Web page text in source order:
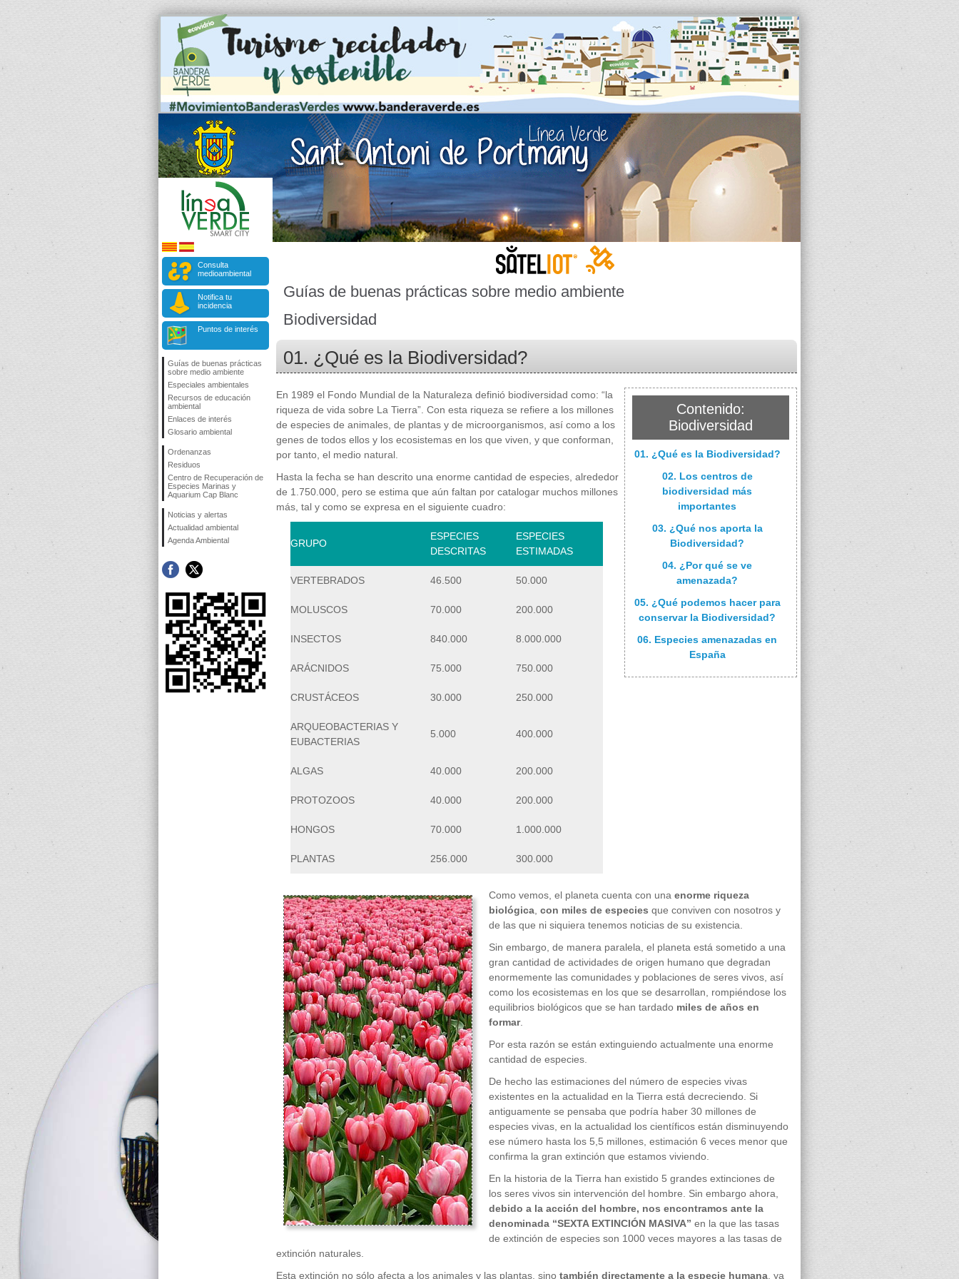
Consulta
medioambiental
Notifica tu
incidencia
Puntos de interés
Guías de buenas prácticas
sobre medio ambiente
Especiales ambientales
Recursos de educación
ambiental
Enlaces de interés
Glosario ambiental
Ordenanzas
Residuos
Centro de Recuperación de
Especies Marinas y
Aquarium Cap Blanc
Noticias y alertas
Actualidad ambiental
Agenda Ambiental
Guías de buenas prácticas sobre medio ambiente
Biodiversidad
01. ¿Qué es la Biodiversidad?
Contenido:
Biodiversidad
01. ¿Qué es la Biodiversidad?
02. Los centros de
biodiversidad más
importantes
03. ¿Qué nos aporta la
Biodiversidad?
04. ¿Por qué se ve
amenazada?
05. ¿Qué podemos hacer para
conservar la Biodiversidad?
06. Especies amenazadas en
España
En 1989 el Fondo Mundial de la Naturaleza definió biodiversidad como: “la
riqueza de vida sobre La Tierra”. Con esta riqueza se refiere a los millones
de especies de animales, de plantas y de microorganismos, así como a los
genes de todos ellos y los ecosistemas en los que viven, y que conforman,
por tanto, el medio natural.
Hasta la fecha se han descrito una enorme cantidad de especies, alrededor
de 1.750.000, pero se estima que aún faltan por catalogar muchos millones
más, tal y como se expresa en el siguiente cuadro:
GRUPO
ESPECIES
DESCRITAS
ESPECIES
ESTIMADAS
VERTEBRADOS 46.500 50.000
MOLUSCOS 70.000 200.000
INSECTOS 840.000 8.000.000
ARÁCNIDOS 75.000 750.000
CRUSTÁCEOS 30.000 250.000
ARQUEOBACTERIAS Y
EUBACTERIAS
5.000 400.000
ALGAS 40.000 200.000
PROTOZOOS 40.000 200.000
HONGOS 70.000 1.000.000
PLANTAS 256.000 300.000
Como vemos, el planeta cuenta con una enorme riqueza
biológica con miles de especies que conviven con nosotros y
de las que ni siquiera tenemos noticias de su existencia.
Sin embargo, de manera paralela, el planeta está sometido a una
gran cantidad de actividades de origen humano que degradan
enormemente las comunidades y poblaciones de seres vivos, así
como los ecosistemas en los que se desarrollan, rompiéndose los
equilibrios biológicos que se han tardado miles de años en
formar.
Por esta razón se están extinguiendo actualmente una enorme
cantidad de especies.
De hecho las estimaciones del número de especies vivas
existentes en la actualidad en la Tierra está decreciendo. Si
antiguamente se pensaba que podría haber 30 millones de
especies vivas, en la actualidad los científicos están disminuyendo
ese número hasta los 5,5 millones, estimación 6 veces menor que
confirma la gran extinción que estamos viviendo.
En la historia de la Tierra han existido 5 grandes extinciones de
los seres vivos sin intervención del hombre. Sin embargo ahora,
debido a la acción del hombre, nos encontramos ante la
denominada “SEXTA EXTINCIÓN MASIVA” en la que las tasas
de extinción de especies son 1000 veces mayores a las tasas de
extinción naturales.
Esta extinción no sólo afecta a los animales y las plantas, sino también directamente a la especie humana , ya